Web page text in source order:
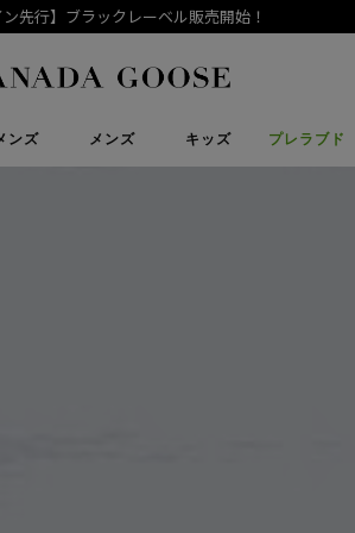
先行】ブラックレーベル販売開始！
Canada Goose
ンズ メンズ キッズ プレラブド